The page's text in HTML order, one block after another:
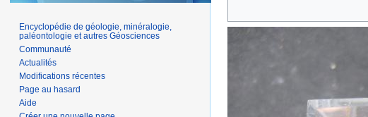
Encyclopédie de géologie, minéralogie,
paléontologie et autres Géosciences
Communauté
Actualités
Modifications récentes
Page au hasard
Aide